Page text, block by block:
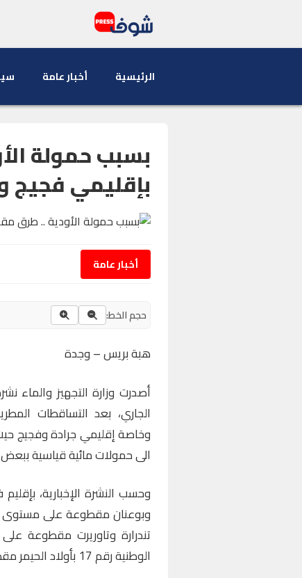
الرئيسية أخبار عامة
بسبب حمولة
بإقليمي فجيج
أخبار عامة
حجم الخط:
هبة بريس – وجدة
الجاري، بعد التساقطات
الى حمولات مائية قياسية ببعض
تندرارة وتاوريرت مقطوعة
الوطنية رقم 17 بأولاد الحيمر مقطوعة.